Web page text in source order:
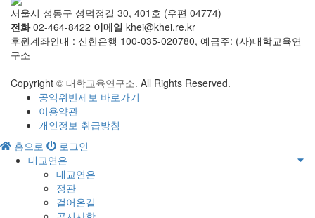
서울시 성동구 성덕정길 30, 401호 (우편 04774)
전화02-464-8422 이메일 khei@khei.re.kr
후원계좌안내 : 신한은행 100-035-020780, 예금주: (사)대학교육연
구소
Copyright © 대학교육연구소. All Rights Reserved.
공익위반제보 바로가기
이용약관
개인정보 취급방침
홈으로
로그인
대교연은
대교연은
정관
걸어온길